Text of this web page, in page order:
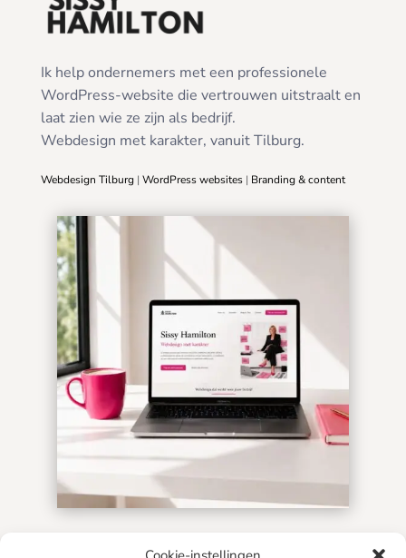
Ik help ondernemers met een professionele
WordPress-website die vertrouwen uitstraalt en
laat zien wie ze zijn als bedrijf.
Webdesign met karakter, vanuit Tilburg.
Webdesign Tilburg| WordPress websites| Branding & content